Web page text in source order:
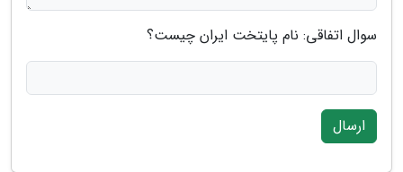
سوال اتفاقی: نام پایتخت ایران چیست؟
ارسال